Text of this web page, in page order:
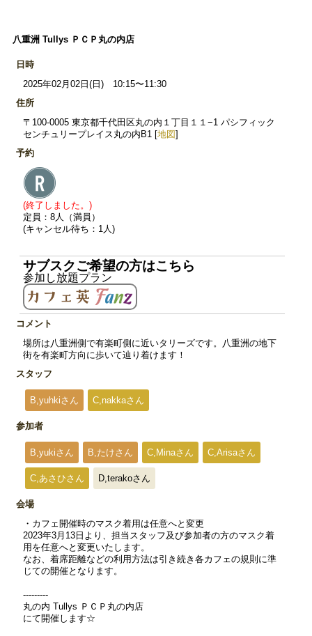
八重洲 Tullys ＰＣＰ丸の内店
日時
2025年02月02日(日) 10:15〜11:30
住所
〒100-0005 東京都千代田区丸の内１丁目１１−1 パシフィック
センチュリープレイス丸の内B1 [地図]
予約
(終了しました。)
定員：8人（満員）
(キャンセル待ち：1人)
サブスクご希望の方はこちら
参加し放題プラン
コメント
場所は八重洲側で有楽町側に近いタリーズです。八重洲の地下
街を有楽町方向に歩いて辿り着けます！
スタッフ
B,yuhkiさん C,nakkaさん
参加者
B,yukiさん B,たけさん C,Minaさん C,Arisaさん
C,あさひさん D,terakoさん
会場
・カフェ開催時のマスク着用は任意へと変更
2023年3月13日より、担当スタッフ及び参加者の方のマスク着
用を任意へと変更いたします。
なお、着席距離などの利用方法は引き続き各カフェの規則に準
じての開催となります。
---------
丸の内 Tullys ＰＣＰ丸の内店
にて開催します☆